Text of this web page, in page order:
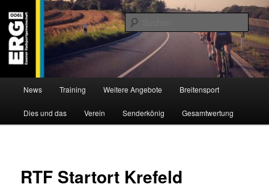
Inhalt
wechseln
ERG 1900 e.V
Willkommen bei der Essener Radsportgemeinschaft
News Training Weitere Angebote Breitensport
Dies und das Verein Senderkönig Gesamtwertung
RTF Startort Krefeld